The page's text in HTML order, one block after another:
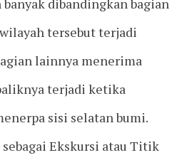
dibandingkan bagian
tersebut terjadi
lainnya menerima
terjadi ketika
sisi selatan bumi.
Ekskursi atau Titik